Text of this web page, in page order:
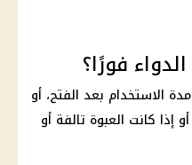
فورًا؟
الاستخدام بعد الفتح، أو
إذا كانت العبوة تالفة أو